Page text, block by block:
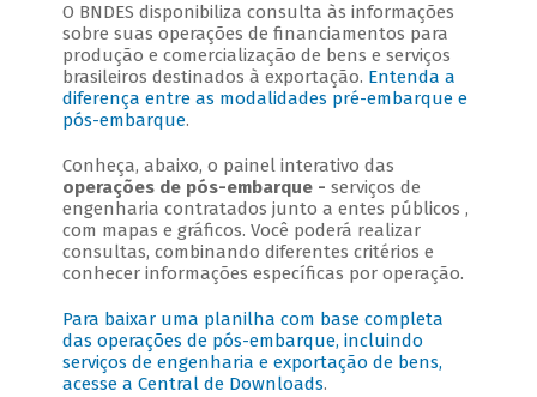
O BNDES disponibiliza consulta às informações
sobre suas operações de financiamentos para
produção e comercialização de bens e serviços
brasileiros destinados à exportação. Entenda a
diferença entre as modalidades pré-embarque e
pós-embarque.
Conheça, abaixo, o painel interativo das
operações de pós-embarque - serviços de
engenharia contratados junto a entes públicos ,
com mapas e gráficos. Você poderá realizar
consultas, combinando diferentes critérios e
conhecer informações específicas por operação.
Para baixar uma planilha com base completa
das operações de pós-embarque, incluindo
serviços de engenharia e exportação de bens,
acesse a Central de Downloads.